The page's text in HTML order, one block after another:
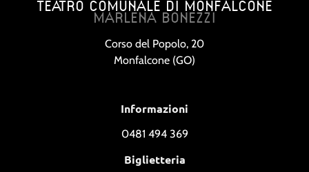
TEATRO COMUNALE DI MONFALCONE
MARLENA BONEZZI
Corso del Popolo, 20
Monfalcone (GO)
Informazioni
0481 494 369
Biglietteria